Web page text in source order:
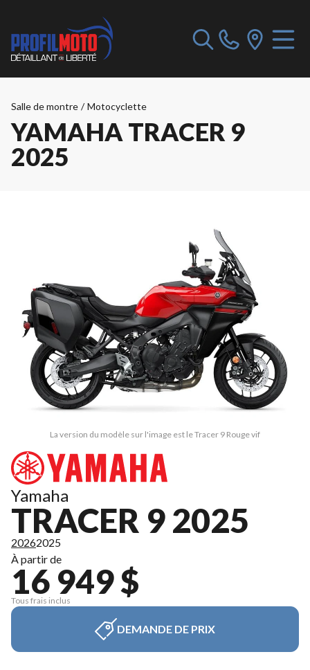
Salle de montre / Motocyclette
YAMAHA TRACER 9
2025
La version du modèle sur l'image est le Tracer 9 Rouge vif
Yamaha
TRACER 9 2025
20262025
À partir de
16 949 $
Tous frais inclus
DEMANDE DE PRIX